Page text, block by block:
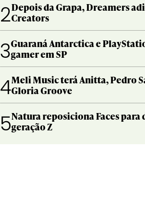
2Depois da Grapa, Dreamers
Creators
3Guaraná Antarctica e
gamer em SP
4Meli Music terá Anitta, Pedro
Gloria Groove
5Natura reposiciona Faces para
geração Z